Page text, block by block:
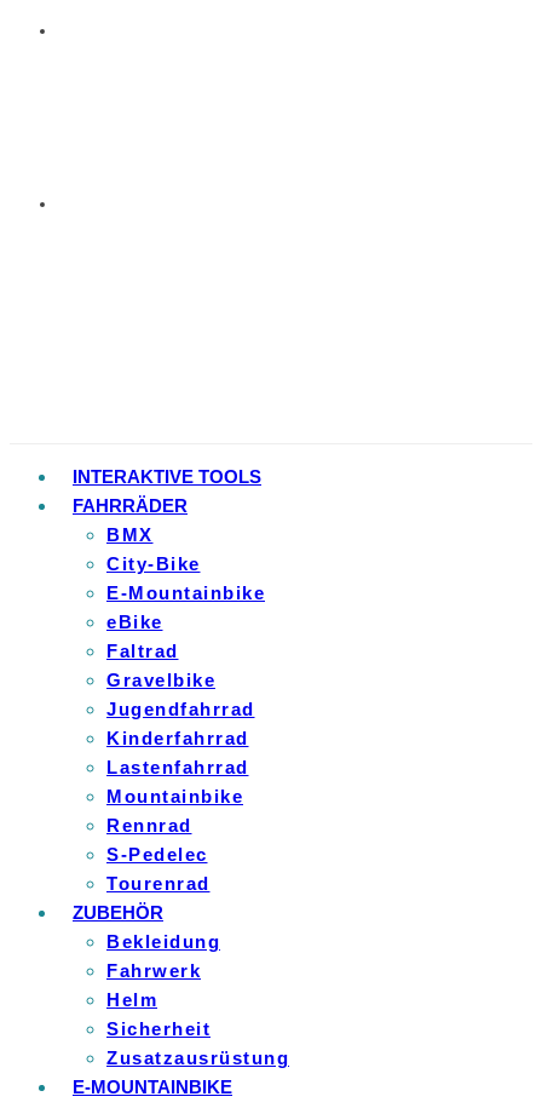
INTERAKTIVE TOOLS
FAHRRÄDER
BMX
City-Bike
E-Mountainbike
eBike
Faltrad
Gravelbike
Jugendfahrrad
Kinderfahrrad
Lastenfahrrad
Mountainbike
Rennrad
S-Pedelec
Tourenrad
ZUBEHÖR
Bekleidung
Fahrwerk
Helm
Sicherheit
Zusatzausrüstung
E-MOUNTAINBIKE